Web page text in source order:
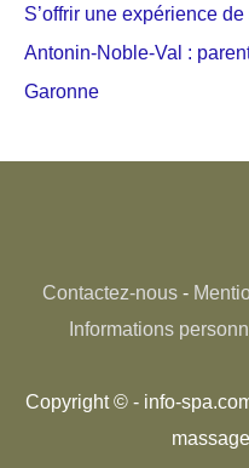
S’offrir une expérience
Antonin-Noble-Val :
Garonne
Contactez-nous-
Informations
Copyright © - info-